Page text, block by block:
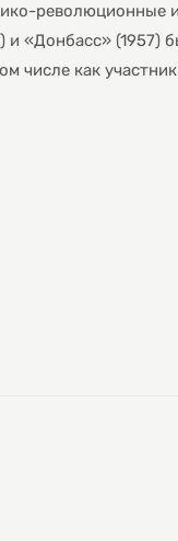
революционные
и «Донбасс»
числе как